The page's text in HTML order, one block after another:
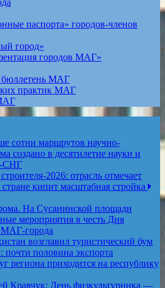
паспорта» городов-членов
город»
городов МАГ»
МАГ
практик МАГ
сотни маршрутов научно-
создано в десятилетие науки и
СНГ
отрасль отмечает
стране кипит масштабная стройка
На Сусанинской площади
мероприятия в честь Дня
МАГ-города
возглавил туристический бум
половина экспорта
региона приходится на республику
Кравчук: День физкультурника —